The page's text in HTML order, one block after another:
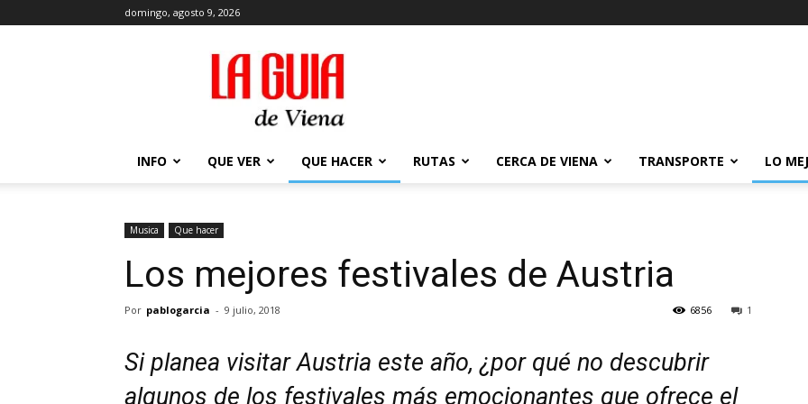
domingo, agosto 9, 2026
La
Guía
de
Viena
2026
INFO QUE VER QUE HACER RUTAS CERCA DE VIENA TRANSPORTE LO
Musica Que hacer
Los mejores festivales de Austria
Por pablogarcia - 9 julio, 2018 1
6856
Si planea visitar Austria este año, ¿por qué no descubrir
algunos de los festivales más emocionantes que ofrece el